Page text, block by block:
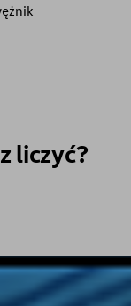
liczyć?